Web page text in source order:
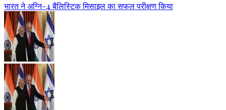
भारत ने अग्नि-4 बैलिस्टिक मिसाइल का सफल परीक्षण किया